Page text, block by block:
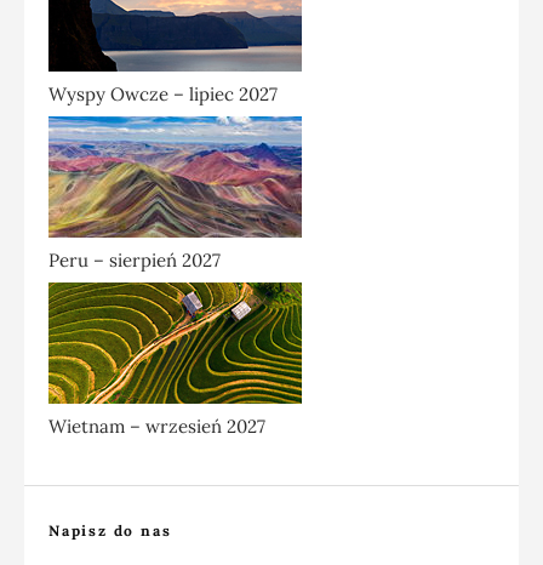
Wyspy Owcze – lipiec 2027
Peru – sierpień 2027
Wietnam – wrzesień 2027
Napisz do nas